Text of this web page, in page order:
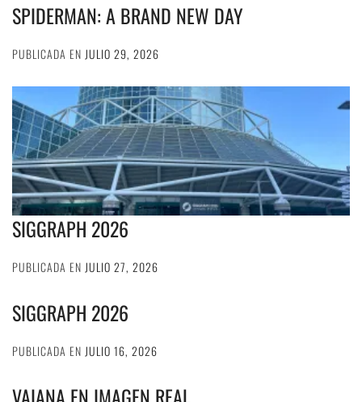
SPIDERMAN: A BRAND NEW DAY
PUBLICADA EN JULIO 29, 2026
SIGGRAPH 2026
PUBLICADA EN JULIO 27, 2026
SIGGRAPH 2026
PUBLICADA EN JULIO 16, 2026